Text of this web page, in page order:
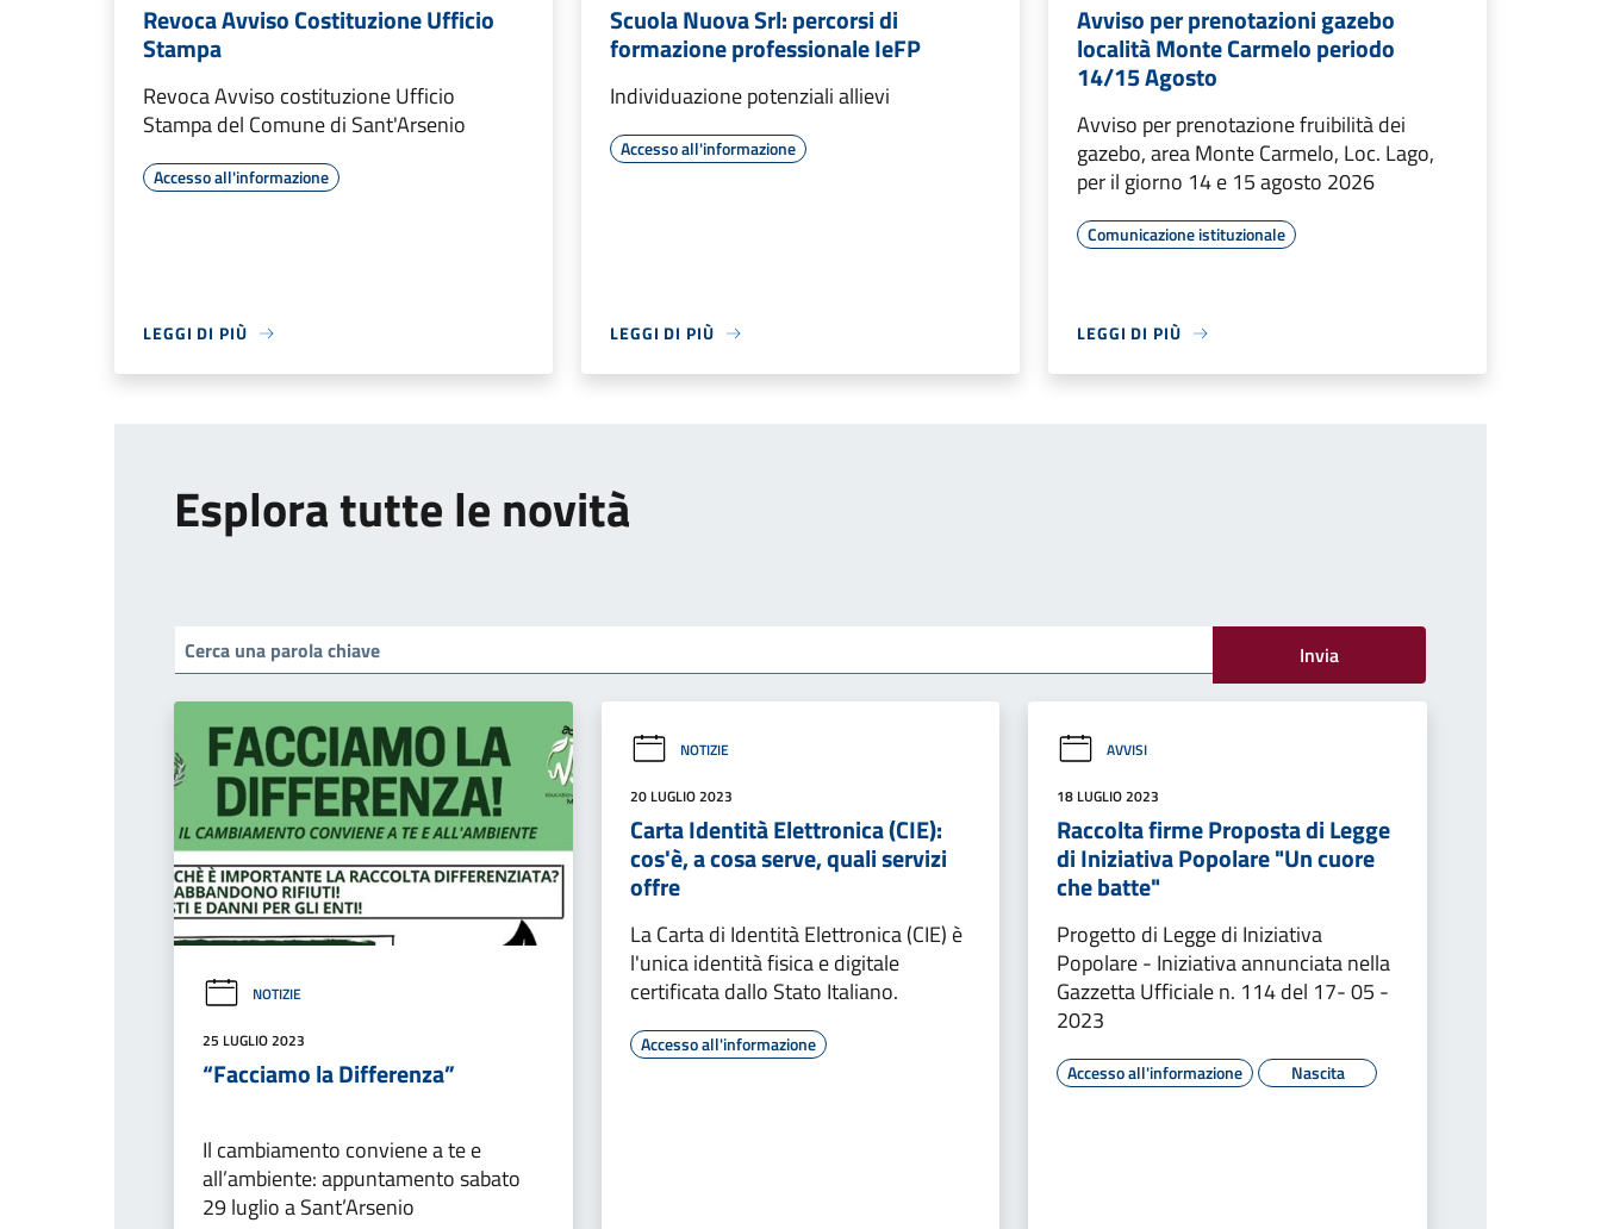
Revoca Avviso Costituzione Ufficio
Stampa
Revoca Avviso costituzione Ufficio
Stampa del Comune di Sant'Arsenio
Accesso all'informazione
LEGGI DI PIÙ
Scuola Nuova Srl: percorsi di
formazione professionale IeFP
Individuazione potenziali allievi
Accesso all'informazione
LEGGI DI PIÙ
Avviso per prenotazioni gazebo
località Monte Carmelo periodo
14/15 Agosto
Avviso per prenotazione fruibilità dei
gazebo, area Monte Carmelo, Loc. Lago,
per il giorno 14 e 15 agosto 2026
Comunicazione istituzionale
LEGGI DI PIÙ
Esplora tutte le novità
Invia
NOTIZIE
25 LUGLIO 2023
“Facciamo la Differenza”
Il cambiamento conviene a te e
all’ambiente: appuntamento sabato
29 luglio a Sant’Arsenio
NOTIZIE
20 LUGLIO 2023
Carta Identità Elettronica (CIE):
cos'è, a cosa serve, quali servizi
offre
La Carta di Identità Elettronica (CIE) è
l'unica identità fisica e digitale
certificata dallo Stato Italiano.
Accesso all'informazione
AVVISI
18 LUGLIO 2023
Raccolta firme Proposta di Legge
di Iniziativa Popolare "Un cuore
che batte"
Progetto di Legge di Iniziativa
Popolare - Iniziativa annunciata nella
Gazzetta Ufficiale n. 114 del 17- 05 -
2023
Accesso all'informazione Nascita